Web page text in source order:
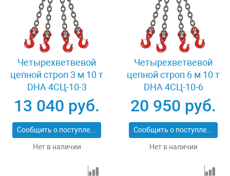
Четырехветвевой
цепной строп 3 м 10 т
DHA 4СЦ-10-3
13 040 руб.
Сообщить о поступлении
Нет в наличии
Четырехветвевой
цепной строп 6 м 10 т
DHA 4СЦ-10-6
20 950 руб.
Сообщить о поступлении
Нет в наличии